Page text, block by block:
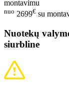
nuo 2699€ su
Nuotekų
siurbline